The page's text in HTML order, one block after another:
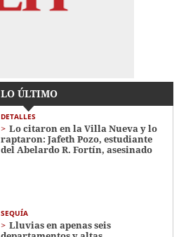
LO ÚLTIMO
DETALLES
Lo citaron en la Villa Nueva y lo
raptaron: Jafeth Pozo, estudiante
del Abelardo R. Fortín, asesinado
SEQUÍA
Lluvias en apenas seis